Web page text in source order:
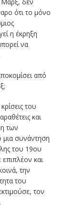
ότι το μόνο
η έκρηξη
να
από
του
και
των
μια συνάντηση
του 19ου
και
την
του
τον